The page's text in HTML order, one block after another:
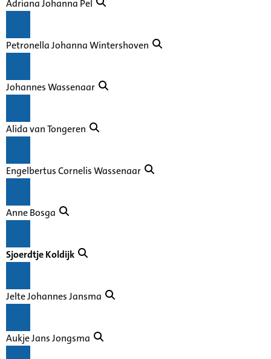
Adriana Johanna Pel
Petronella Johanna Wintershoven
Johannes Wassenaar
Alida van Tongeren
Engelbertus Cornelis Wassenaar
Anne Bosga
Sjoerdtje Koldijk
Jelte Johannes Jansma
Aukje Jans Jongsma